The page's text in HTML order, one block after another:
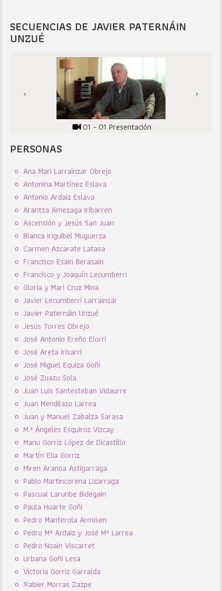
SECUENCIAS DE JAVIER PATERNÁIN
UNZUÉ
01 - 01 Presentación
PERSONAS
Ana Mari Larrainzar Obrejo
Antonina Martínez Eslava
Antonio Ardaiz Eslava
Arantza Amezaga Iribarren
Ascensión y Jesús San Juan
Blanca Iriguibel Muguerza
Carmen Azcarate Latasa
Francisco Esain Berasain
Francisco y Joaquín Lecumberri
Gloria y Mari Cruz Mina
Javier Lecumberri Larrainzar
Javier Paternáin Unzué
Jesús Torres Obrejo
José Antonio Ereño Elorri
José Areta Irisarri
José Miguel Equiza Goñi
José Zuazu Sola
Juan Luis Santesteban Vidaurre
Juan Mendilazo Larrea
Juan y Manuel Zabalza Sarasa
M.ª Ángeles Esquiroz Vizcay
Manu Gorriz López de Dicastillo
Martín Elia Gorriz
Miren Aranoa Astigarraga
Pablo Martincorena Lizarraga
Pascual Larunbe Bidegain
Paula Huarte Goñi
Pedro Manterola Armisen
Pedro Mª Ardaiz y José Mª Larrea
Pedro Noain Viscarret
Urbana Goñi Lesa
Victoria Gorriz Garralda
Xabier Morras Zazpe